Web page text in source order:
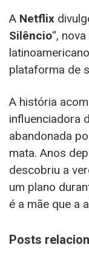
A Netflix
Silêncio“,
plataforma de
A história
influenciadora
abandonada
mata. Anos
descobriu a
um plano
é a mãe que a
Posts